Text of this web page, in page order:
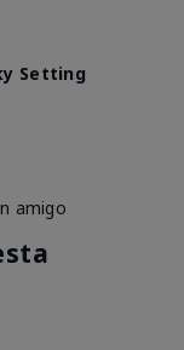
Setting
amigo